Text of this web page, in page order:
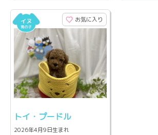
お気に入り
トイ・プードル
2026年4月9日生まれ